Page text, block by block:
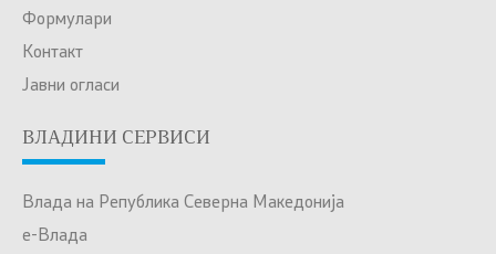
Формулари
Контакт
Јавни огласи
ВЛАДИНИ СЕРВИСИ
Влада на Република Северна Македонија
е-Влада